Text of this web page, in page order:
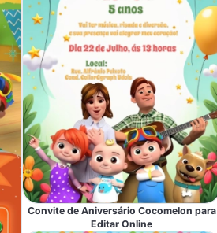
Convite de Aniversário Cocomelon para
Editar Online